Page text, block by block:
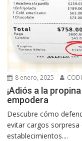
8 enero, 2025
¡Adiós a la
empodera
Descubre cómo
evitar cargos
establecimientos....